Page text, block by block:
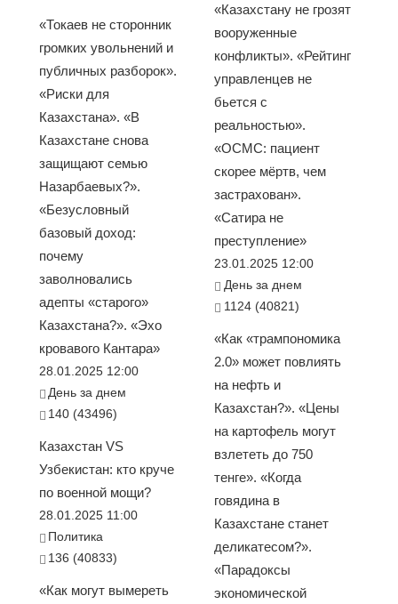
«Токаев не сторонник
громких увольнений и
публичных разборок».
«Риски для
Казахстана». «В
Казахстане снова
защищают семью
Назарбаевых?».
«Безусловный
базовый доход:
почему
заволновались
адепты «старого»
Казахстана?». «Эхо
кровавого Кантара»
28.01.2025 12:00
День за днем
140 (43496)
Казахстан VS
Узбекистан: кто круче
по военной мощи?
28.01.2025 11:00
Политика
136 (40833)
«Как могут вымереть
«Казахстану не грозят
вооруженные
конфликты». «Рейтинг
управленцев не
бьется с
реальностью».
«ОСМС: пациент
скорее мёртв, чем
застрахован».
«Сатира не
преступление»
23.01.2025 12:00
День за днем
1124 (40821)
«Как «трампономика
2.0» может повлиять
на нефть и
Казахстан?». «Цены
на картофель могут
взлететь до 750
тенге». «Когда
говядина в
Казахстане станет
деликатесом?».
«Парадоксы
экономической